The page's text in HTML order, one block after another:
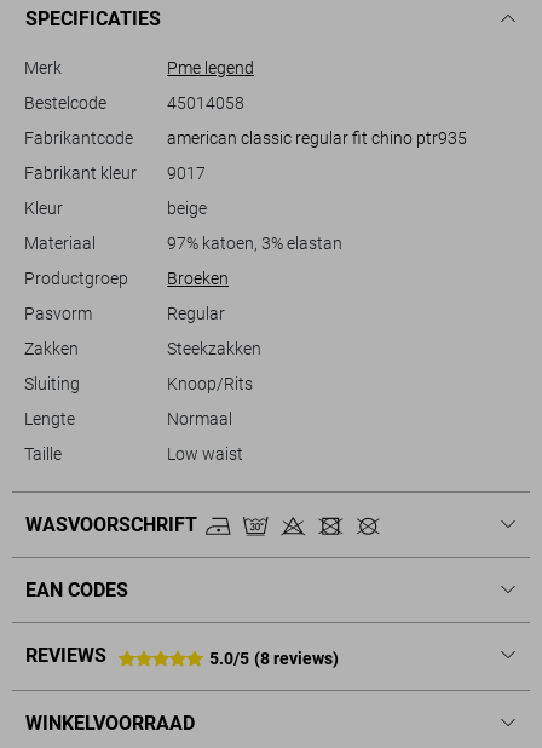
ritssluiting garandeert een stevige pasvorm.
De PME Legend broek is ideaal voor zowel alledaagse activiteiten als
eenvoudig T-shirt voor een relaxte look of met een net overhemd voor
een iets formelere setting. De normale lengte maakt het gemakkelijk
om deze broek te dragen met verschillende soorten schoenen. Of je nu
broek is een comfortabele en stijlvolle keuze waar je op kunt rekenen.
SPECIFICATIES
Merk
Pme legend
Bestelcode
45014058
Fabrikantcode
american classic regular fit chino ptr935
Fabrikant kleur
9017
Kleur
beige
Materiaal
97% katoen, 3% elastan
Productgroep
Broeken
Pasvorm
Regular
Zakken
Steekzakken
Sluiting
Knoop/Rits
Lengte
Normaal
Taille
Low waist
WASVOORSCHRIFT
EAN CODES
REVIEWS 5.0/5 (8 reviews)
WINKELVOORRAAD